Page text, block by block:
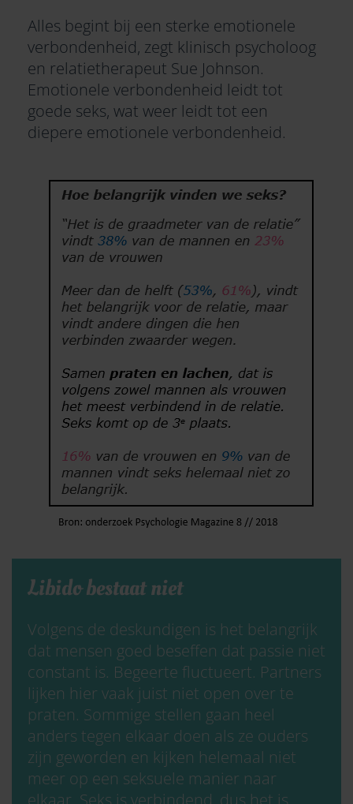
Alles begint bij een sterke emotionele
verbondenheid, zegt klinisch psycholoog
en relatietherapeut Sue Johnson.
Emotionele verbondenheid leidt tot
goede seks, wat weer leidt tot een
diepere emotionele verbondenheid.
Libido bestaat niet
Volgens de deskundigen is het belangrijk
dat mensen goed beseffen dat passie niet
constant is. Begeerte fluctueert. Partners
lijken hier vaak juist niet open over te
praten. Sommige stellen gaan heel
anders tegen elkaar doen als ze ouders
zijn geworden en kijken helemaal niet
meer op een seksuele manier naar
elkaar. Seks is verbindend, dus het is